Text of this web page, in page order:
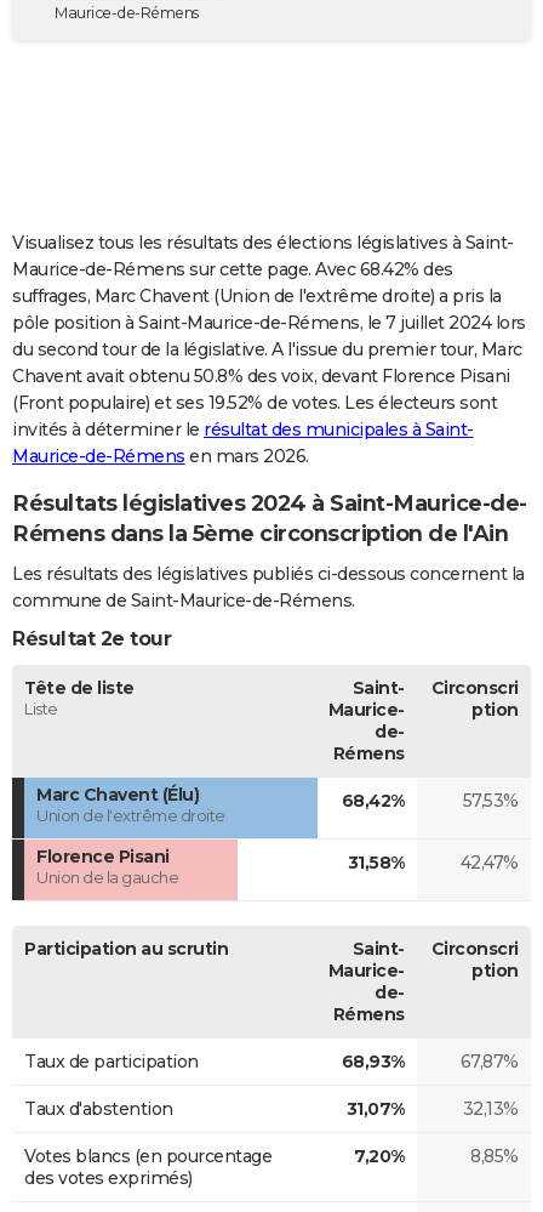
Destinations
City break
Voyage nature
Voyage de noces
Forum
Dictionnaire
Biographies
Citations
Expressions
Proverbes
PROGRAMME TV
COPAINS D'AVANT
S'inscrire
Se connecter
Lycées
Collèges
Primaires
Universités
Entreprises
Service militaire
Avis de recherche
AVIS DE DÉCÈS
FORUM
Bricolage
Lifestyle
Culture
Sport
Auto
Television
Voyage
Cinema
Maurice-de-Rémens
Visualisez tous les résultats des élections législatives à Saint-
Maurice-de-Rémens sur cette page. Avec 68.42% des
suffrages, Marc Chavent (Union de l'extrême droite) a pris la
pôle position à Saint-Maurice-de-Rémens, le 7 juillet 2024 lors
du second tour de la législative. A l'issue du premier tour, Marc
Chavent avait obtenu 50.8% des voix, devant Florence Pisani
(Front populaire) et ses 19.52% de votes. Les électeurs sont
invités à déterminer le résultat des municipales à Saint-
Maurice-de-Rémens en mars 2026.
Résultats législatives 2024 à Saint-Maurice-de-
Rémens dans la 5ème circonscription de l'Ain
Les résultats des législatives publiés ci-dessous concernent la
commune de Saint-Maurice-de-Rémens.
Résultat 2e tour
Tête de liste
Liste
Saint-
Maurice-
de-
Rémens
Circonscri
ption
Marc Chavent (Élu)
Union de l'extrême droite
68,42% 57,53%
Florence Pisani
Union de la gauche
31,58% 42,47%
Participation au scrutin
Saint-
Maurice-
de-
Rémens
Circonscri
ption
Taux de participation 68,93% 67,87%
Taux d'abstention 31,07% 32,13%
Votes blancs (en pourcentage
des votes exprimés)
7,20% 8,85%